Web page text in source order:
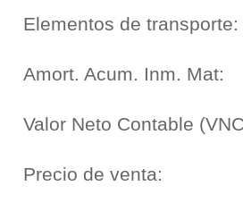
Elementos de
Amort. Acum. Inm.
Valor Neto Contable
Precio de venta: